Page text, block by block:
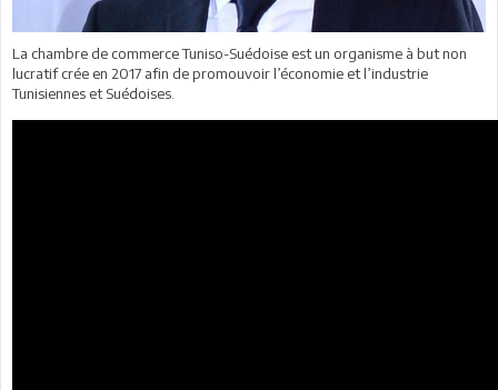
La chambre de commerce Tuniso-Suédoise est un organisme à but non
lucratif crée en 2017 afin de promouvoir l’économie et l’industrie
Tunisiennes et Suédoises.